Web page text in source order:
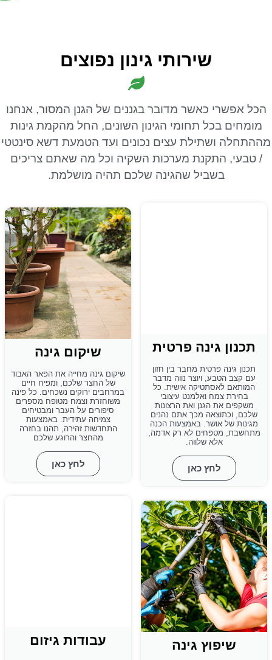
שירותי גינון נפוצים
הכל אפשרי כאשר מדובר בגננים של הגנן המסור, אנחנו
מומחים בכל תחומי הגינון השונים, החל מהקמת גינות
מההתחלה ושתילת עצים נכונים ועד הטמעת דשא סינטטי
/ טבעי, התקנת מערכות השקיה וכל מה שאתם צריכים
בשביל שהגינה שלכם תהיה מושלמת.
תכנון גינה פרטית
תכנון גינה פרטית מחבר בין חזון
עם קצב הטבע, ויוצר נווה מדבר
המותאם לאסתטיקה אישית. כל
בחירת צמח ואלמנט עיצובי
משקפים את הגנן ואת הרצונות
שלכם, וכתוצאה מכך אתם נהנים
מגינות של אושר. באמצעות הכנה
מתחשבת, מטפחים לא רק אדמה,
אלא שלווה.
לחץ כאן
שיקום גינה
שיקום גינה מחייה את הפאר האבוד
של החצר שלכם, ומפיח חיים
במרחבים ירוקים נשכחים. כל פינה
משוחזרת וצמח מטופח מספרים
סיפורים על העבר ומבטיחים
צמיחה עתידית. באמצעות
התחדשות זהירה, תהנו בחזרה
מהחצר והרוגע שלכם
לחץ כאן
שיפוץ גינה עבודות גיזום